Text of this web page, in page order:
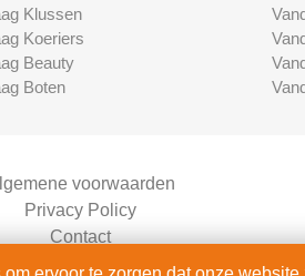
Klussen
Koeriers
Beauty
Boten
voorwaarden
Privacy Policy
Contact
Bedrijven Inlog